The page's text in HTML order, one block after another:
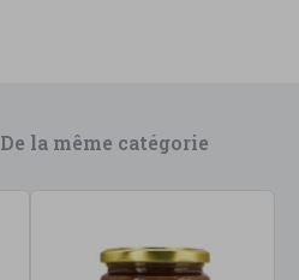
De la même catégorie